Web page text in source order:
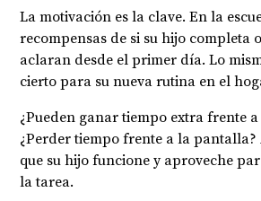
La motivación es la clave. En la
recompensas de si su hijo completa
aclaran desde el primer día. Lo
cierto para su nueva rutina en el
¿Pueden ganar tiempo extra frente
¿Perder tiempo frente a la pantalla?
que su hijo funcione y aproveche
la tarea.